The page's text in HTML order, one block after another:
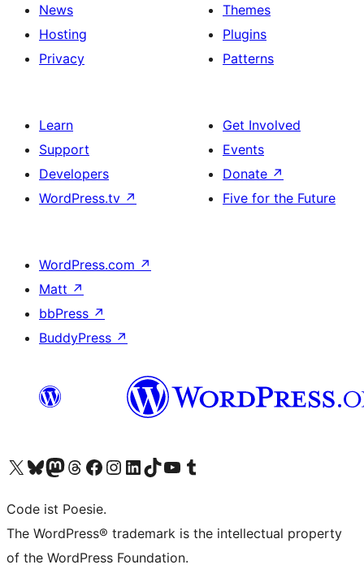
News
Hosting
Privacy
Themes
Plugins
Patterns
Learn
Support
Developers
WordPress.tv ↗
Get Involved
Events
Donate ↗
Five for the Future
WordPress.com ↗
Matt ↗
bbPress ↗
BuddyPress ↗
Visit our X (formerly Twitter) account
Visit our Bluesky account
Visit our Mastodon account
Visit our Threads account
Visit our Facebook page
Visit our Instagram account
Visit our LinkedIn account
Visit our TikTok account
Visit our YouTube channel
Visit our Tumblr account
Code ist Poesie.
The WordPress® trademark is the intellectual property
of the WordPress Foundation.